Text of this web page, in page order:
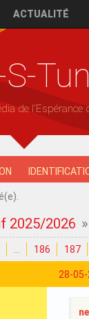
ACTUALITÉ
S-
de l'Espérance
2025/2026 »
186 187
28-